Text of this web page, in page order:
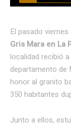
El pasado
Gris Mara en La
localidad recibió
departamento de
honor al granito
350 habitantes
Junto a ellos,